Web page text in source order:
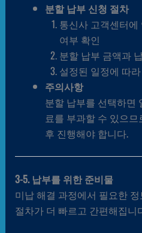
분할 납부 신청 절차
통신사 고객센터
여부 확인
분할 납부 금액과
설정된 일정에 따
주의사항
분할 납부를 선택하면
료를 부과할 수 있으
후 진행해야 합니다.
3-5. 납부를 위한 준비물
미납 해결 과정에서 필요한
절차가 더 빠르고 간편해집니